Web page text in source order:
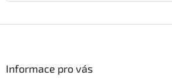
Informace pro vás